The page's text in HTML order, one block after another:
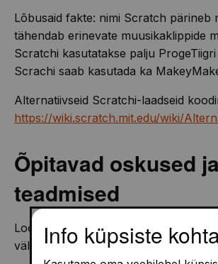
Lõbusaid fakte: nimi Scratch pärineb
tähendab erinevate muusikaklippide
Scratchi kasutatakse palju
Scrachi saab kasutada ka
Alternatiivseid Scratchi-laadseid
https://wiki.scratch.mit.edu/wiki/
Õpitavad oskused ja
teadmised
Loogika, programmeerimise alused,
väljamõtlemine, jutustuse loomine,
Info küpsiste